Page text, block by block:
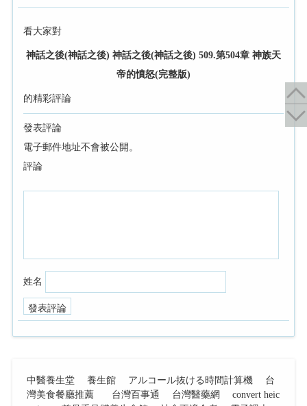
看大家對
神話之後(神話之後) 神話之後(神話之後) 509.第504章 神族天
帝的憤怒(完整版)
的精彩評論
發表評論
電子郵件地址不會被公開。
評論
姓名
中醫養生堂 養生館 アルコール抜ける時間計算機
台
灣美食餐廳推薦
台灣百事通 台灣醫藥網
convert heic